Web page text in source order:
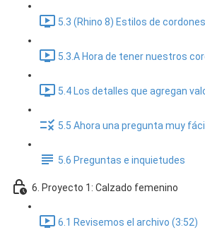
5.3 (Rhino 8) Estilos de
5.3.A Hora de tener nuestros
5.4 Los detalles que agregan
5.5 Ahora una pregunta muy fácil
5.6 Preguntas e inquietudes
6. Proyecto 1: Calzado femenino
6.1 Revisemos el archivo (3:52)